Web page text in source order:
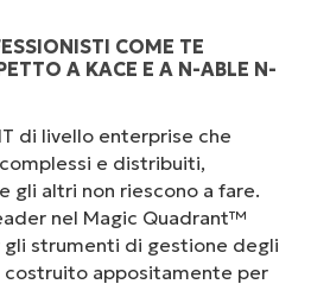
COME TE
A KACE E A N-ABLE N-
di livello enterprise che
e distribuiti,
gli altri non riescono a fare.
nel Magic Quadrant™
strumenti di gestione degli
costruito appositamente per